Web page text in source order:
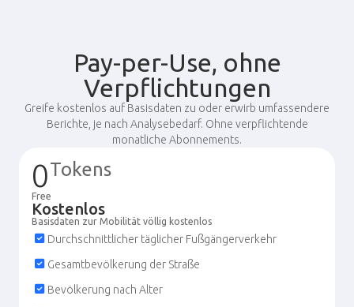
Pay-per-Use, ohne
Verpflichtungen
Greife kostenlos auf Basisdaten zu oder erwirb umfassendere
Berichte, je nach Analysebedarf. Ohne verpflichtende
monatliche Abonnements.
0Tokens
Free
Kostenlos
Basisdaten zur Mobilität völlig kostenlos
Durchschnittlicher täglicher Fußgängerverkehr
Gesamtbevölkerung der Straße
Bevölkerung nach Alter